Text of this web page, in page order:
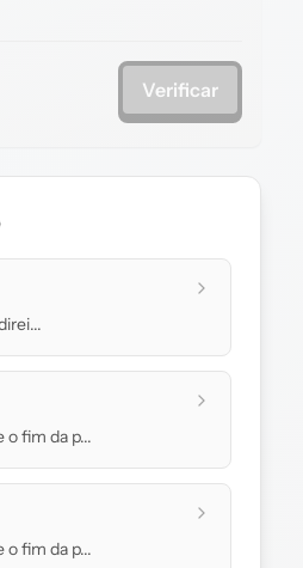
Verificar
o fim da p...
o fim da p...